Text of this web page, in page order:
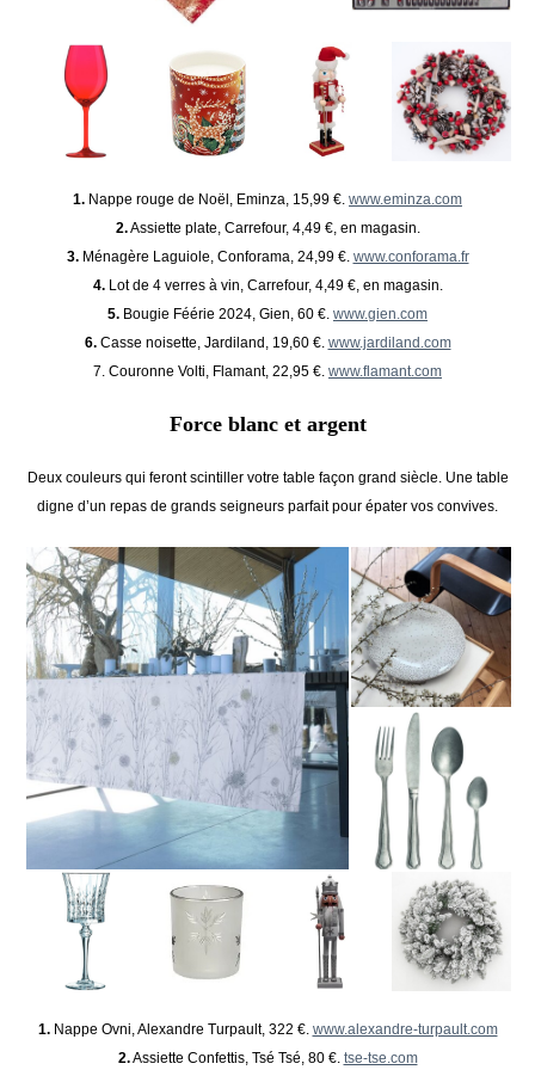
1. Nappe rouge de Noël, Eminza, 15,99 €. www.eminza.com
2.Assiette plate, Carrefour, 4,49 €, en magasin.
3.Ménagère Laguiole, Conforama, 24,99 €. www.conforama.fr
4.Lot de 4 verres à vin, Carrefour, 4,49 €, en magasin.
5. Bougie Féérie 2024, Gien, 60 €. www.gien.com
6.Casse noisette, Jardiland, 19,60 €. www.jardiland.com
7. Couronne Volti, Flamant, 22,95 €. www.flamant.com
Force blanc et argent
Deux couleurs qui feront scintiller votre table façon grand siècle. Une table
digne d’un repas de grands seigneurs parfait pour épater vos convives.
1.Nappe Ovni, Alexandre Turpault, 322 €. www.alexandre-turpault.com
2.Assiette Confettis, Tsé Tsé, 80 €. tse-tse.com